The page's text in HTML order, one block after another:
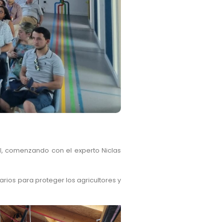
comenzando con el experto Niclas
para proteger los agricultores y